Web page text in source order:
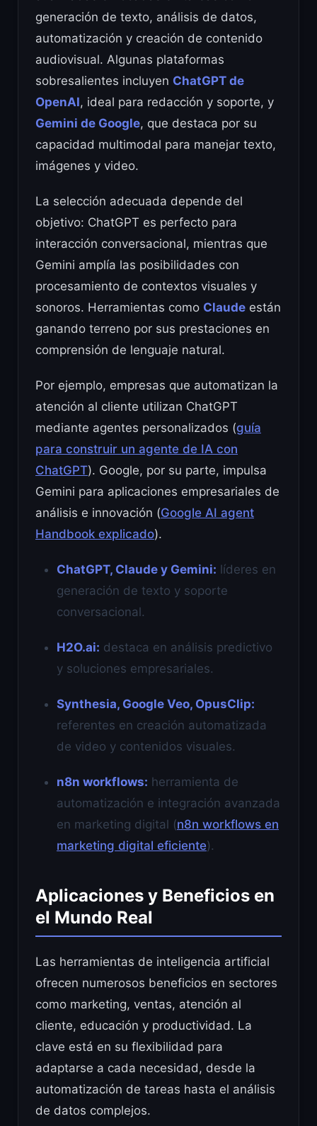
generación de texto, análisis de datos,
automatización y creación de contenido
audiovisual. Algunas plataformas
sobresalientes incluyen ChatGPT de
OpenAI, ideal para redacción y soporte, y
Gemini de Google, que destaca por su
capacidad multimodal para manejar texto,
imágenes y video.
La selección adecuada depende del
objetivo: ChatGPT es perfecto para
interacción conversacional, mientras que
Gemini amplía las posibilidades con
procesamiento de contextos visuales y
sonoros. Herramientas como Claude están
ganando terreno por sus prestaciones en
comprensión de lenguaje natural.
Por ejemplo, empresas que automatizan la
atención al cliente utilizan ChatGPT
mediante agentes personalizados (guía
para construir un agente de IA con
ChatGPT). Google, por su parte, impulsa
Gemini para aplicaciones empresariales de
análisis e innovación (Google AI agent
Handbook explicado).
ChatGPT, Claude y Gemini: líderes en
generación de texto y soporte
conversacional.
H2O.ai: destaca en análisis predictivo
y soluciones empresariales.
Synthesia, Google Veo, OpusClip:
referentes en creación automatizada
de video y contenidos visuales.
n8n workflows: herramienta de
automatización e integración avanzada
en marketing digital (n8n workflows en
marketing digital eficiente).
Aplicaciones y Beneficios en
el Mundo Real
Las herramientas de inteligencia artificial
ofrecen numerosos beneficios en sectores
como marketing, ventas, atención al
cliente, educación y productividad. La
clave está en su flexibilidad para
adaptarse a cada necesidad, desde la
automatización de tareas hasta el análisis
de datos complejos.